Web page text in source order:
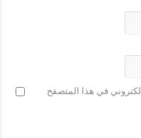
في هذا المتصفح